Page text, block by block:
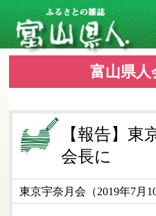
富山県人
【報告】
会長に
東京宇奈月会（2019年7月